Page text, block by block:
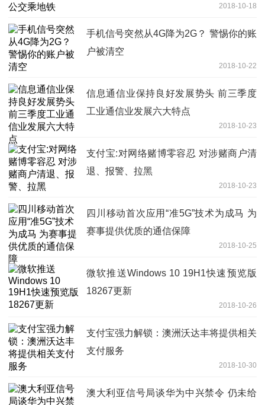
2018-10-18
手机信号突然从4G降为2G？ 警惕你的账
户被清空
2018-10-22
信息通信业保持良好发展势头 前三季度
工业通信业发展六大特点
2018-10-23
支付宝:对网络赌博零容忍 对涉赌商户清
退、报警、拉黑
2018-10-23
四川移动首次应用“准5G”技术为成马 为
赛事提供优质的通信保障
2018-10-25
微软推送Windows 10 19H1快速预览版
18267更新
2018-10-26
支付宝强力解锁：澳洲沃达丰将提供相关
支付服务
2018-10-30
澳大利亚信号局谈华为中兴禁令 仍未给